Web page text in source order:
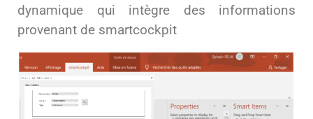
dynamique qui intègre des informations
provenant de smartcockpit